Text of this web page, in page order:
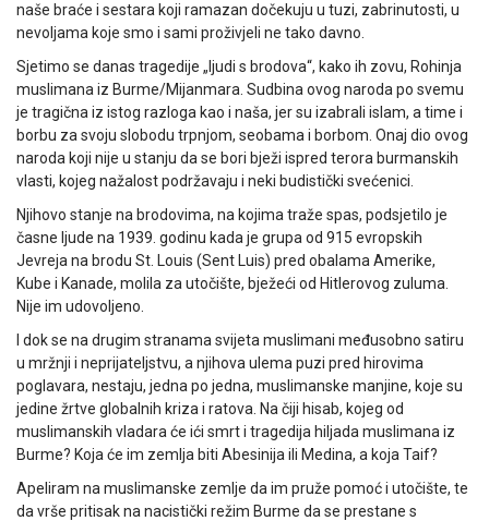
naše braće i sestara koji ramazan dočekuju u tuzi, zabrinutosti, u
nevoljama koje smo i sami proživjeli ne tako davno.
Sjetimo se danas tragedije „ljudi s brodova“, kako ih zovu, Rohinja
muslimana iz Burme/Mijanmara. Sudbina ovog naroda po svemu
je tragična iz istog razloga kao i naša, jer su izabrali islam, a time i
borbu za svoju slobodu trpnjom, seobama i borbom. Onaj dio ovog
naroda koji nije u stanju da se bori bježi ispred terora burmanskih
vlasti, kojeg nažalost podržavaju i neki budistički svećenici.
Njihovo stanje na brodovima, na kojima traže spas, podsjetilo je
časne ljude na 1939. godinu kada je grupa od 915 evropskih
Jevreja na brodu St. Louis (Sent Luis) pred obalama Amerike,
Kube i Kanade, molila za utočište, bježeći od Hitlerovog zuluma.
Nije im udovoljeno.
I dok se na drugim stranama svijeta muslimani međusobno satiru
u mržnji i neprijateljstvu, a njihova ulema puzi pred hirovima
poglavara, nestaju, jedna po jedna, muslimanske manjine, koje su
jedine žrtve globalnih kriza i ratova. Na čiji hisab, kojeg od
muslimanskih vladara će ići smrt i tragedija hiljada muslimana iz
Burme? Koja će im zemlja biti Abesinija ili Medina, a koja Taif?
Apeliram na muslimanske zemlje da im pruže pomoć i utočište, te
da vrše pritisak na nacistički režim Burme da se prestane s